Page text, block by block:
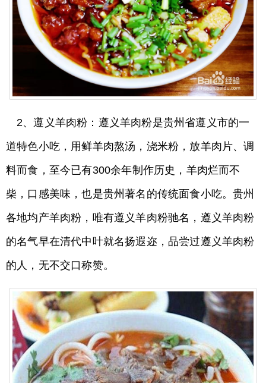
2、遵义羊肉粉：遵义羊肉粉是贵州省遵义市的一
道特色小吃，用鲜羊肉熬汤，浇米粉，放羊肉片、调
料而食，至今已有300余年制作历史，羊肉烂而不
柴，口感美味，也是贵州著名的传统面食小吃。贵州
各地均产羊肉粉，唯有遵义羊肉粉驰名，遵义羊肉粉
的名气早在清代中叶就名扬遐迩，品尝过遵义羊肉粉
的人，无不交口称赞。